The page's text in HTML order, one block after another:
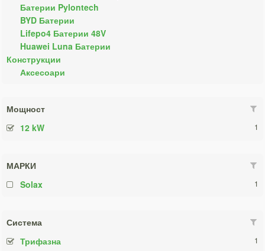
Батерии Pylontech
BYD Батерии
Lifepo4 Батерии 48V
Huawei Luna Батерии
Конструкции
Аксесоари
Мощност
12 kW
1
МАРКИ
Solax
1
Система
Трифазна
1